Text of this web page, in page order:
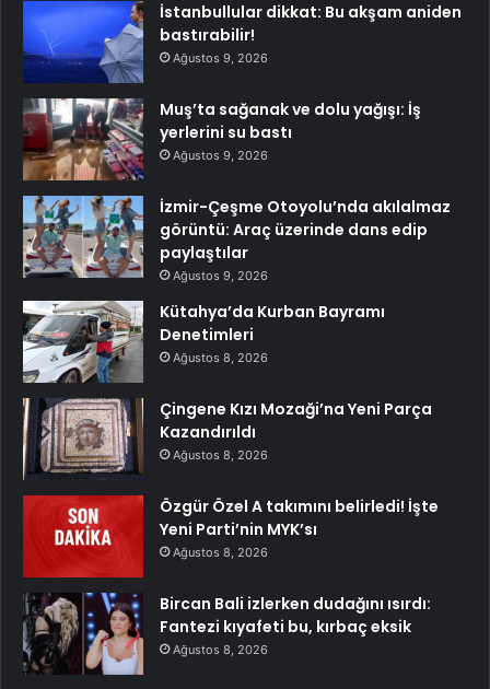
İstanbullular dikkat: Bu akşam aniden
bastırabilir!
Ağustos 9, 2026
Muş’ta sağanak ve dolu yağışı: İş
yerlerini su bastı
Ağustos 9, 2026
İzmir-Çeşme Otoyolu’nda akılalmaz
görüntü: Araç üzerinde dans edip
paylaştılar
Ağustos 9, 2026
Kütahya’da Kurban Bayramı
Denetimleri
Ağustos 8, 2026
Çingene Kızı Mozaği’na Yeni Parça
Kazandırıldı
Ağustos 8, 2026
Özgür Özel A takımını belirledi! İşte
Yeni Parti’nin MYK’sı
Ağustos 8, 2026
Bircan Bali izlerken dudağını ısırdı:
Fantezi kıyafeti bu, kırbaç eksik
Ağustos 8, 2026